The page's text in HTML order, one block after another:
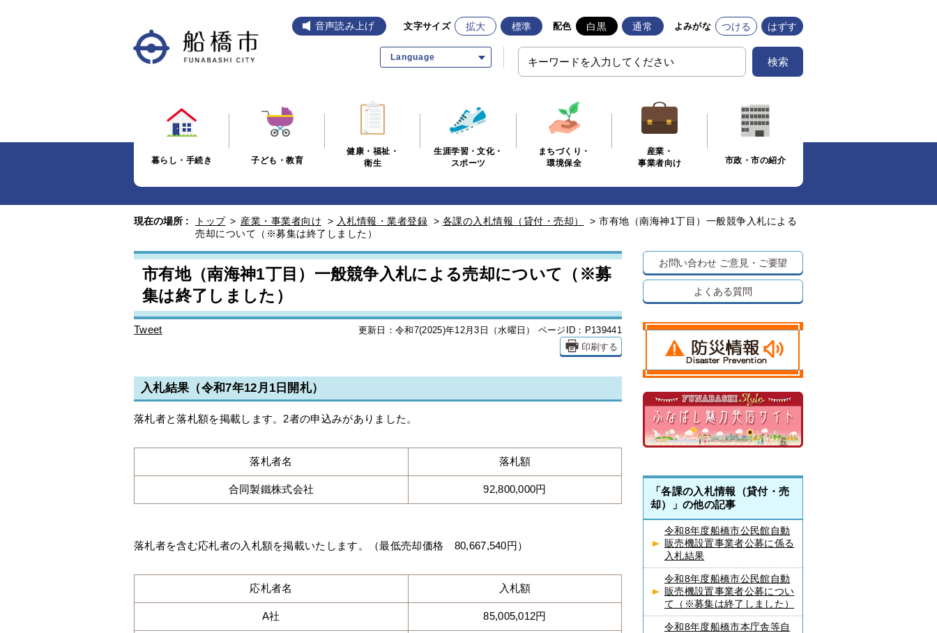
音声読み上げ 文字サイズ 拡大 標準 配色 白黒 通常 よみがな つける はずす
Language 検索
暮らし・手続き 子ども・教育
健康・福祉・
衛生
生涯学習・文化・
スポーツ
まちづくり・
環境保全
産業・
事業者向け
市政・市の紹介
現在の場所 : トップ > 産業・事業者向け > 入札情報・業者登録 > 各課の入札情報（貸付・売却） > 市有地（南海神1丁目）一般競争入札による
売却について（※募集は終了しました）
市有地（南海神1丁目）一般競争入札による売却について（※募
集は終了しました）
更新日：令和7(2025)年12月3日（水曜日） ページID：P139441
印刷する
Tweet
入札結果（令和7年12月1日開札）
落札者と落札額を掲載します。2者の申込みがありました。
落札者名 落札額
合同製鐵株式会社 92,800,000円
落札者を含む応札者の入札額を掲載いたします。（最低売却価格 80,667,540円）
応札者名 入札額
A社 85,005,012円
お問い合わせ ご意見・ご要望
よくある質問
「各課の入札情報（貸付・売
却）」の他の記事
令和8年度船橋市公民館自動
販売機設置事業者公募に係る
入札結果
令和8年度船橋市公民館自動
販売機設置事業者公募につい
て（※募集は終了しました）
令和8年度船橋市本庁舎等自